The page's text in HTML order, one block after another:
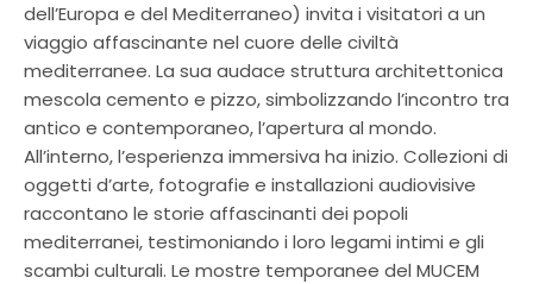
dell’Europa e del Mediterraneo) invita i visitatori a un
viaggio affascinante nel cuore delle civiltà
mediterranee. La sua audace struttura architettonica
mescola cemento e pizzo, simbolizzando l’incontro tra
antico e contemporaneo, l’apertura al mondo.
All’interno, l’esperienza immersiva ha inizio. Collezioni di
oggetti d’arte, fotografie e installazioni audiovisive
raccontano le storie affascinanti dei popoli
mediterranei, testimoniando i loro legami intimi e gli
scambi culturali. Le mostre temporanee del MUCEM